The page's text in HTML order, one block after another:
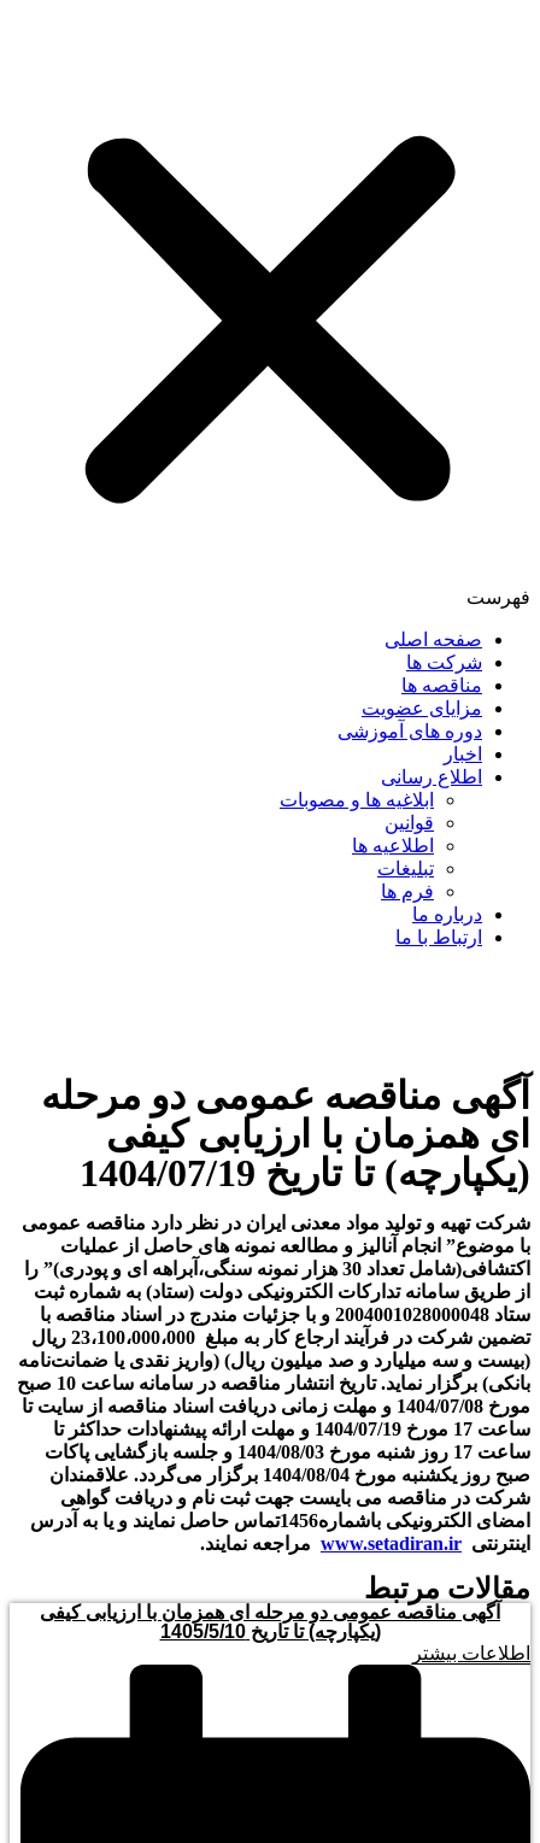
فهرست
صفحه اصلی
شرکت ها
مناقصه ها
مزایای عضویت
دوره های آموزشی
اخبار
اطلاع رسانی
ابلاغیه ها و مصوبات
قوانین
اطلاعیه ها
تبلیغات
فرم ها
درباره ما
ارتباط با ما
آگهی مناقصه عمومی دو مرحله
ای همزمان با ارزیابی کیفی
(یکپارچه) تا تاریخ 1404/07/19
شرکت تهیه و تولید مواد معدنی ایران در نظر دارد مناقصه عمومی
با موضوع” انجام آنالیز و مطالعه نمونه های حاصل از عملیات
اکتشافی(شامل تعداد 30 هزار نمونه سنگی،آبراهه ای و پودری)” را
از طریق سامانه تدارکات الکترونیکی دولت (ستاد) به شماره ثبت
ستاد 2004001028000048 و با جزئیات مندرج در اسناد مناقصه با
تضمین شرکت در فرآیند ارجاع کار به مبلغ 23،100،000،000 ريال
(بیست و سه میلیارد و صد میلیون ریال) (واریز نقدی یا ضمانت‌نامه
بانکی) برگزار نماید. تاریخ انتشار مناقصه در سامانه ساعت 10 صبح
مورخ 1404/07/08 و مهلت زمانی دریافت اسناد مناقصه از سایت تا
ساعت 17 مورخ 1404/07/19 و مهلت ارائه پیشنهادات حداکثر تا
ساعت 17 روز شنبه مورخ 1404/08/03 و جلسه بازگشایی پاکات
صبح روز یکشنبه مورخ 1404/08/04 برگزار می‌گردد. علاقمندان
شرکت در مناقصه می بایست جهت ثبت نام و دریافت گواهی
امضای الکترونیکی باشماره1456تماس حاصل نمایند و یا به آدرس
اینترنتی www.setadiran.ir مراجعه نمایند.
مقالات مرتبط
آگهی مناقصه عمومی دو مرحله ای همزمان با ارزیابی کیفی
(یکپارچه) تا تاریخ 1405/5/10
اطلاعات بیشتر